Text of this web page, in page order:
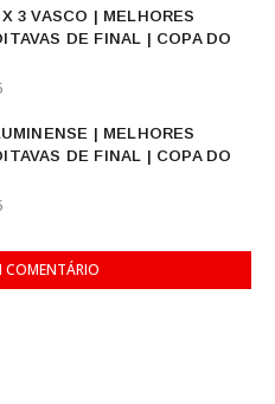
3 VASCO | MELHORES
DE FINAL | COPA DO
| MELHORES
DE FINAL | COPA DO
COMENTÁRIO